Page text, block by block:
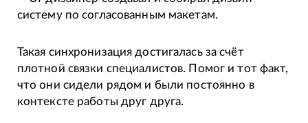
систему по согласованным макетам.
Такая синхронизация достигалась за счёт
плотной связки специалистов. Помог и тот факт,
что они сидели рядом и были постоянно в
контексте работы друг друга.